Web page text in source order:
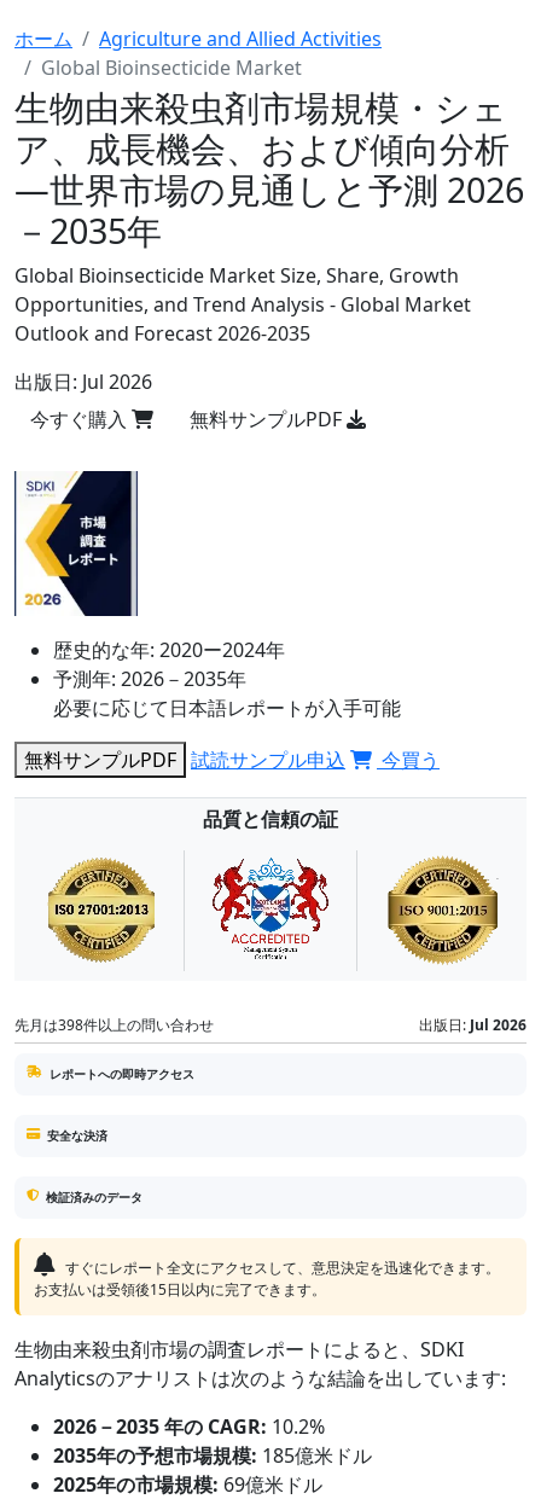
ホーム
Agriculture and Allied Activities
Global Bioinsecticide Market
生物由来殺虫剤市場規模・シェ
ア、成長機会、および傾向分析
―世界市場の見通しと予測 2026
－2035年
Global Bioinsecticide Market Size, Share, Growth
Opportunities, and Trend Analysis - Global Market
Outlook and Forecast 2026-2035
出版日: Jul 2026
今すぐ購入
無料サンプルPDF
歴史的な年: 2020ー2024年
予測年: 2026－2035年
必要に応じて日本語レポートが入手可能
無料サンプルPDF 試読サンプル申込 今買う
品質と信頼の証
先月は398件以上の問い合わせ 出版日: Jul 2026
レポートへの即時アクセス
安全な決済
検証済みのデータ
すぐにレポート全文にアクセスして、意思決定を迅速化できます。
お支払いは受領後15日以内に完了できます。
生物由来殺虫剤市場の調査レポートによると、SDKI
Analyticsのアナリストは次のような結論を出しています:
2026－2035 年の CAGR: 10.2%
2035年の予想市場規模: 185億米ドル
2025年の市場規模: 69億米ドル